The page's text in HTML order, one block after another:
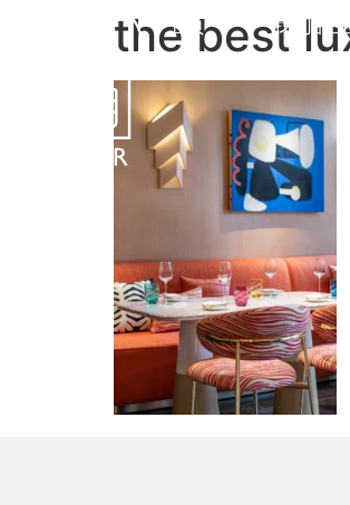
主页 我们的
the best